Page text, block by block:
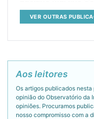
VER OUTRAS
Aos leitores
Os artigos publicados
opinião do Observatório da
opiniões. Procuramos
nosso compromisso com a